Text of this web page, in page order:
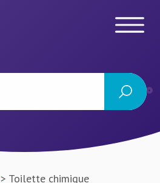
> Toilette chimique